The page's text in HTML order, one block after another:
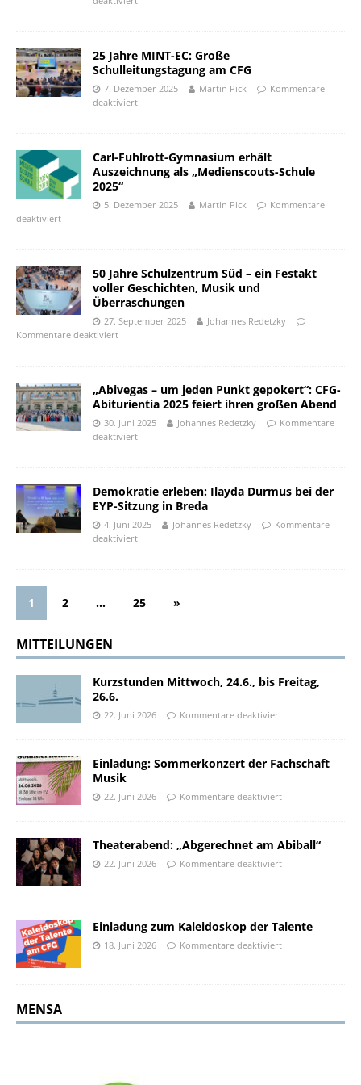
25 Jahre MINT-EC: Große
Schulleitungstagung am CFG
7. Dezember 2025 Martin Pick
Kommentare
deaktiviert
Carl-Fuhlrott-Gymnasium erhält
Auszeichnung als „Medienscouts-Schule
2025“
5. Dezember 2025 Martin Pick
Kommentare
deaktiviert
50 Jahre Schulzentrum Süd – ein Festakt
voller Geschichten, Musik und
Überraschungen
27. September 2025
Johannes Redetzky
Kommentare deaktiviert
„Abivegas – um jeden Punkt gepokert“: CFG-
Abiturientia 2025 feiert ihren großen Abend
30. Juni 2025 Johannes Redetzky
Kommentare
deaktiviert
Demokratie erleben: Ilayda Durmus bei der
EYP-Sitzung in Breda
4. Juni 2025 Johannes Redetzky
Kommentare
deaktiviert
1 2 … 25 »
MITTEILUNGEN
Kurzstunden Mittwoch, 24.6., bis Freitag,
26.6.
22. Juni 2026 Kommentare deaktiviert
Einladung: Sommerkonzert der Fachschaft
Musik
22. Juni 2026 Kommentare deaktiviert
Theaterabend: „Abgerechnet am Abiball“
22. Juni 2026 Kommentare deaktiviert
Einladung zum Kaleidoskop der Talente
18. Juni 2026 Kommentare deaktiviert
MENSA